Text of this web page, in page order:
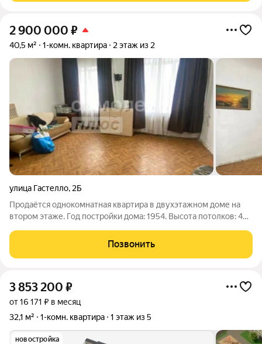
2 900 000 ₽
40,5 м² 1-комн. квартира 2 этаж из 2
улица Гастелло, 2Б
Продаётся однокомнатная квартира в двухэтажном доме на
втором этаже. Год постройки дома: 1954. Высота потолков: 4
помещении. Состояние квартиры: косметический ремонт.
Комната: площадь 25
Позвонить
3 853 200 ₽
от 16 171 ₽ в месяц
32,1 м²
1-комн. квартира 1 этаж из 5
новостройка